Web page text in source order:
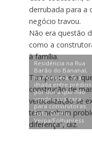
derrubada para a
negócio travou.
Não era questão
como a
à família.
Tampouco era
construção de
verticalização se
tem nenhum
diferença”, diz.
Residência na Rua
Barão do Bananal,
na Pompeia, fica
ilhada entre prédios
por dona que não
vendeu sua casa
para construtoras.
Foto: Danilo
Verpa/Folhapress